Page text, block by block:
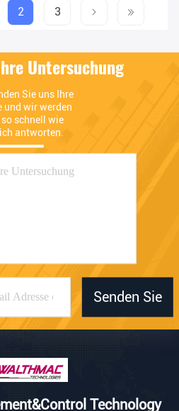
2 3
Untersuchung
Sie uns Ihre
und wir werden
so schnell wie
antworten.
Senden Sie
Technology